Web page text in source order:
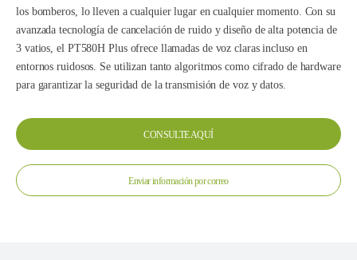
los bomberos, lo lleven a cualquier lugar en cualquier momento. Con su
avanzada tecnología de cancelación de ruido y diseño de alta potencia de
3 vatios, el PT580H Plus ofrece llamadas de voz claras incluso en
entornos ruidosos. Se utilizan tanto algoritmos como cifrado de hardware
para garantizar la seguridad de la transmisión de voz y datos.
CONSULTE AQUÍ
Enviar información por correo